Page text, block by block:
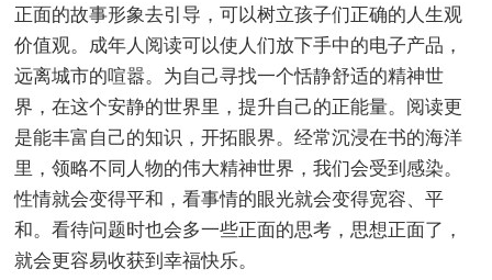
正面的故事形象去引导，可以树立孩子们正确的人生观
价值观。成年人阅读可以使人们放下手中的电子产品，
远离城市的喧嚣。为自己寻找一个恬静舒适的精神世
界，在这个安静的世界里，提升自己的正能量。阅读更
是能丰富自己的知识，开拓眼界。经常沉浸在书的海洋
里，领略不同人物的伟大精神世界，我们会受到感染。
性情就会变得平和，看事情的眼光就会变得宽容、平
和。看待问题时也会多一些正面的思考，思想正面了，
就会更容易收获到幸福快乐。